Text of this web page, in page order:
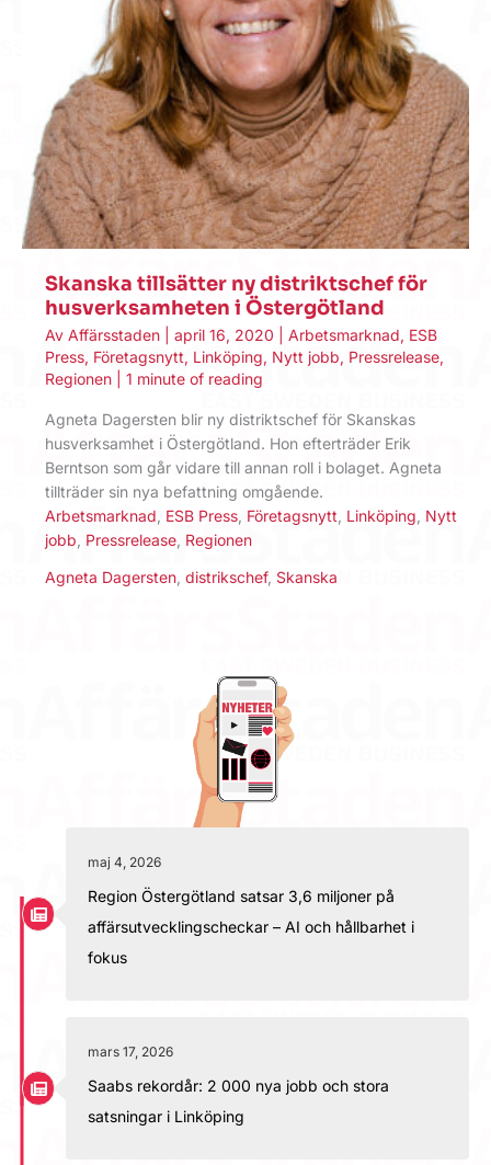
Skanska tillsätter ny distriktschef för
husverksamheten i Östergötland
Av Affärsstaden april 16, 2020 Arbetsmarknad, ESB
Press, Företagsnytt, Linköping, Nytt jobb, Pressrelease,
Regionen
1 minute of reading
Agneta Dagersten blir ny distriktschef för Skanskas
husverksamhet i Östergötland. Hon efterträder Erik
Berntson som går vidare till annan roll i bolaget. Agneta
tillträder sin nya befattning omgående.
Arbetsmarknad ESB Press Företagsnytt Linköping Nytt
jobb Pressrelease Regionen
Agneta Dagersten distrikschef, Skanska
maj 4, 2026
Region Östergötland satsar 3,6 miljoner på
affärsutvecklingscheckar – AI och hållbarhet i
fokus
mars 17, 2026
Saabs rekordår: 2 000 nya jobb och stora
satsningar i Linköping